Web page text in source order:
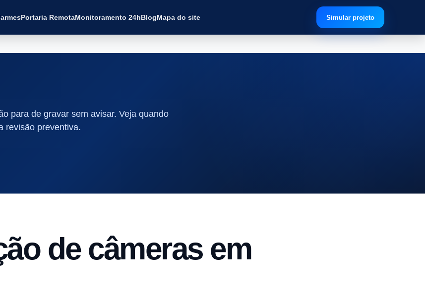
Portaria RemotaMonitoramento 24hBlogMapa do site Simular projeto
para de gravar sem avisar. Veja quando
revisão preventiva.
de câmeras em